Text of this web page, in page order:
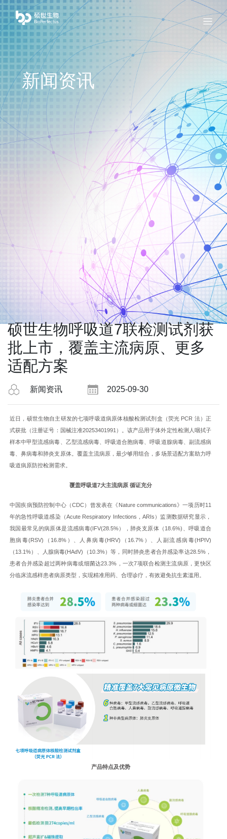
新闻资讯
硕世生物呼吸道7联检测试剂获
批上市，覆盖主流病原、更多
适配方案
新闻资讯 2025-09-30
近日，硕世生物自主研发的七项呼吸道病原体核酸检测试剂盒（荧光 PCR 法）正
式获批（注册证号：国械注准20253401991）。该产品用于体外定性检测人咽拭子
样本中甲型流感病毒、乙型流感病毒、呼吸道合胞病毒、呼吸道腺病毒、副流感病
毒、鼻病毒和肺炎支原体。覆盖主流病原，最少够用组合，多场景适配方案助力呼
吸道病原防控检测需求。
覆盖呼吸道7大主流病原 循证充分
中国疾病预防控制中心（CDC）曾发表在《Nature communications》一项历时11
年的急性呼吸道感染（Acute Respiratory Infections，ARIs）监测数据研究显示，
我国最常见的病原体是流感病毒(IFV(28.5%），肺炎支原体（18.6%)、呼吸道合
胞病毒(RSV)（16.8%）、人鼻病毒(HRV)（16.7%）、人副流感病毒(HPIV)
（13.1%）、人腺病毒(HAdV)（10.3%）等，同时肺炎患者合并感染率达28.5%，
患者合并感染超过两种病毒或细菌达23.3%，一次7项联合检测主流病原，更快区
分临床流感样患者病原类型，实现精准用药、合理诊疗，有效避免抗生素滥用。
产品特点及优势